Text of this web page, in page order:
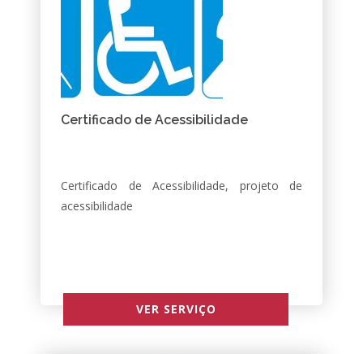
Certificado de Acessibilidade
Certificado de Acessibilidade, projeto de
acessibilidade
VER SERVIÇO